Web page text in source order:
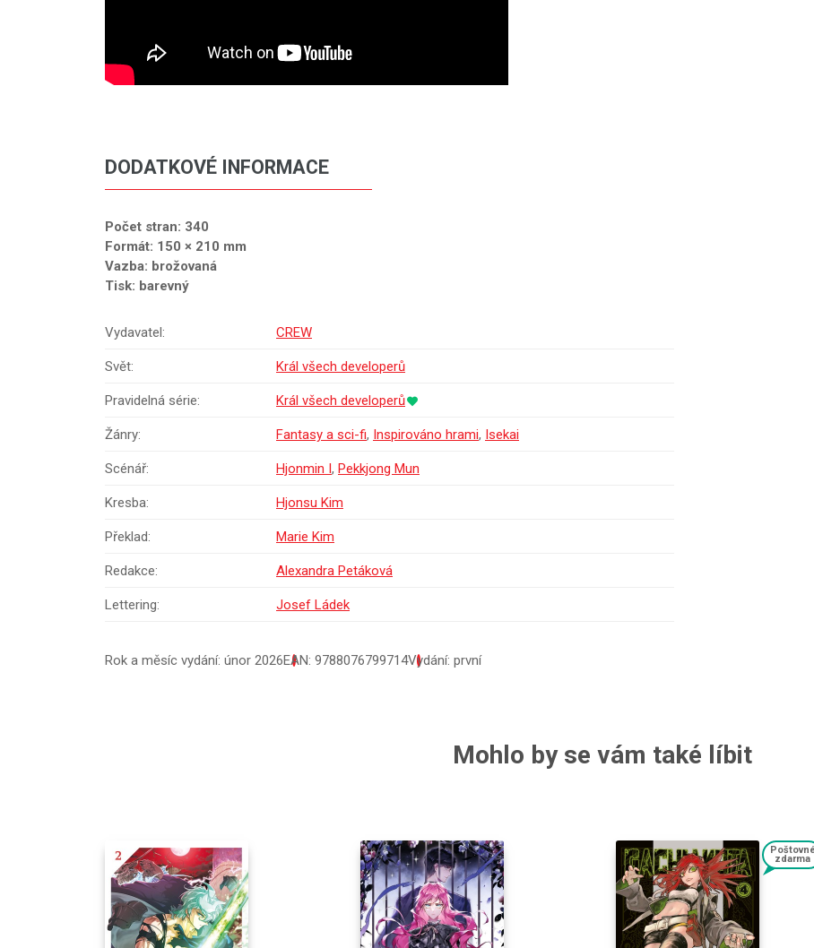
DODATKOVÉ INFORMACE
Počet stran: 340
Formát: 150 × 210 mm
Vazba: brožovaná
Tisk: barevný
Vydavatel: CREW
Svět: Král všech developerů
Pravidelná série: Král všech developerů
Žánry: Fantasy a sci-fi, Inspirováno hrami, Isekai
Scénář: Hjonmin I , Pekkjong Mun
Kresba: Hjonsu Kim
Překlad: Marie Kim
Redakce: Alexandra Petáková
Lettering: Josef Ládek
Rok a měsíc vydání: únor 2026EAN: 9788076799714Vydání: první
Mohlo by se vám také líbit
Poštovné
zdarma